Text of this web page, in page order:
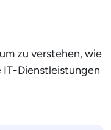
zu verstehen, wie
IT-Dienstleistungen